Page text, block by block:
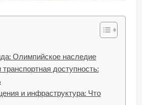
Олимпийское наследие
доступность:
и инфраструктура: Что